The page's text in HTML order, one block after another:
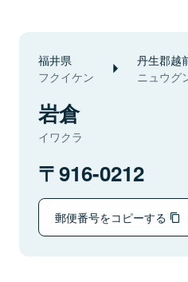
福井県
フクイケン
丹生郡越
ニュウグ
岩倉
イワクラ
916-0212
郵便番号をコピーする